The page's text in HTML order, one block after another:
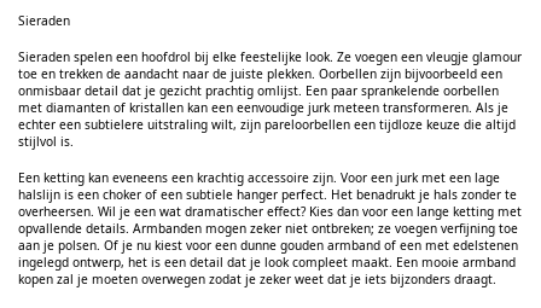
Sieraden
Sieraden spelen een hoofdrol bij elke feestelijke look. Ze voegen een vleugje glamour
toe en trekken de aandacht naar de juiste plekken. Oorbellen zijn bijvoorbeeld een
onmisbaar detail dat je gezicht prachtig omlijst. Een paar sprankelende oorbellen
met diamanten of kristallen kan een eenvoudige jurk meteen transformeren. Als je
echter een subtielere uitstraling wilt, zijn pareloorbellen een tijdloze keuze die altijd
stijlvol is.
Een ketting kan eveneens een krachtig accessoire zijn. Voor een jurk met een lage
halslijn is een choker of een subtiele hanger perfect. Het benadrukt je hals zonder te
overheersen. Wil je een wat dramatischer effect? Kies dan voor een lange ketting met
opvallende details. Armbanden mogen zeker niet ontbreken; ze voegen verfijning toe
aan je polsen. Of je nu kiest voor een dunne gouden armband of een met edelstenen
ingelegd ontwerp, het is een detail dat je look compleet maakt. Een mooie armband
kopen zal je moeten overwegen zodat je zeker weet dat je iets bijzonders draagt.